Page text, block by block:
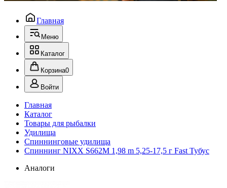
Главная
Меню
Каталог
Корзина0
Войти
Главная
Каталог
Товары для рыбалки
Удилища
Спиннинговые удилища
Спиннинг NIXX S662M 1,98 m 5,25-17,5 г Fast Тубус
Аналоги